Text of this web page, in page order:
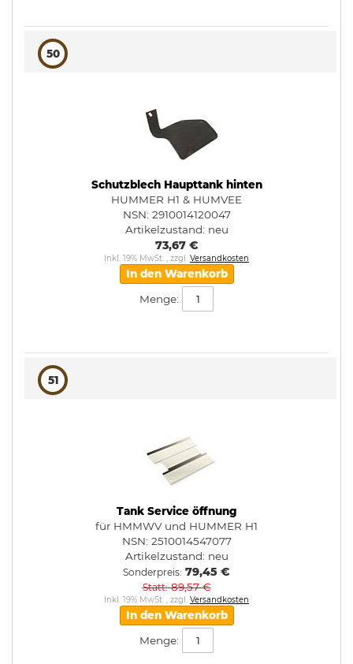
50
Schutzblech Haupttank hinten
HUMMER H1 & HUMVEE
NSN: 2910014120047
Artikelzustand: neu
73,67 €
Inkl. 19% MwSt. , zzgl. Versandkosten
In den Warenkorb
Menge:
51
Tank Service öffnung
für HMMWV und HUMMER H1
NSN: 2510014547077
Artikelzustand: neu
Sonderpreis 79,45 €
Statt 89,57 €
Inkl. 19% MwSt. , zzgl. Versandkosten
In den Warenkorb
Menge: